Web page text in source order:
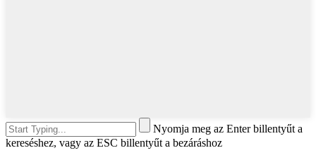
Nyomja meg az Enter billentyűt a
kereséshez, vagy az ESC billentyűt a bezáráshoz